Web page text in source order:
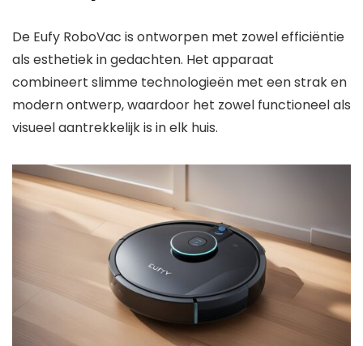
De Eufy RoboVac is ontworpen met zowel efficiëntie
als esthetiek in gedachten. Het apparaat
combineert slimme technologieën met een strak en
modern ontwerp, waardoor het zowel functioneel als
visueel aantrekkelijk is in elk huis.